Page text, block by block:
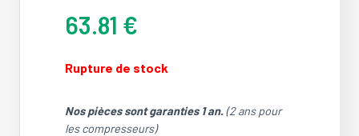
63.81 €
Rupture de stock
Nos pièces sont garanties 1 an.(2 ans pour
les compresseurs)